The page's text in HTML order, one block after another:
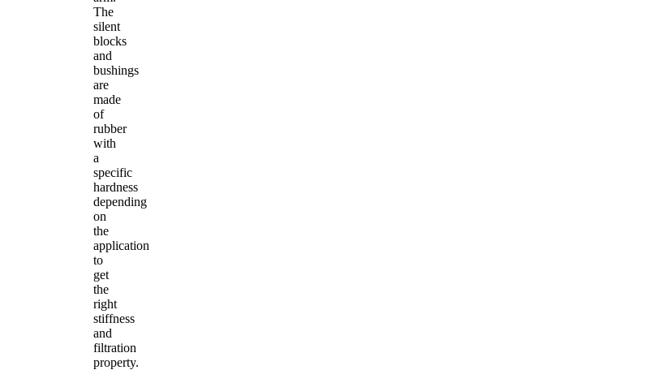
The
silent
blocks
and
bushings
are
made
of
rubber
with
a
specific
hardness
depending
on
the
application
to
get
the
right
stiffness
and
filtration
property.